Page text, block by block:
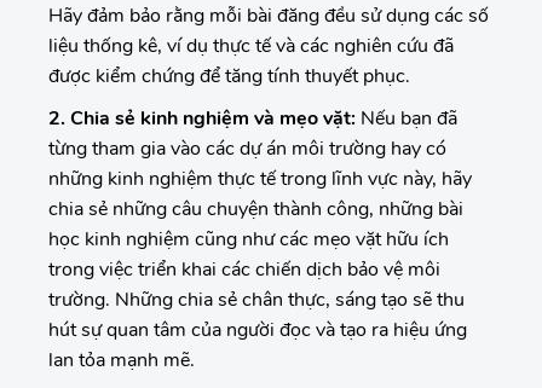
Hãy đảm bảo rằng mỗi bài đăng đều sử dụng các số
liệu thống kê, ví dụ thực tế và các nghiên cứu đã
được kiểm chứng để tăng tính thuyết phục.
2. Chia sẻ kinh nghiệm và mẹo vặt: Nếu bạn đã
từng tham gia vào các dự án môi trường hay có
những kinh nghiệm thực tế trong lĩnh vực này, hãy
chia sẻ những câu chuyện thành công, những bài
học kinh nghiệm cũng như các mẹo vặt hữu ích
trong việc triển khai các chiến dịch bảo vệ môi
trường. Những chia sẻ chân thực, sáng tạo sẽ thu
hút sự quan tâm của người đọc và tạo ra hiệu ứng
lan tỏa mạnh mẽ.